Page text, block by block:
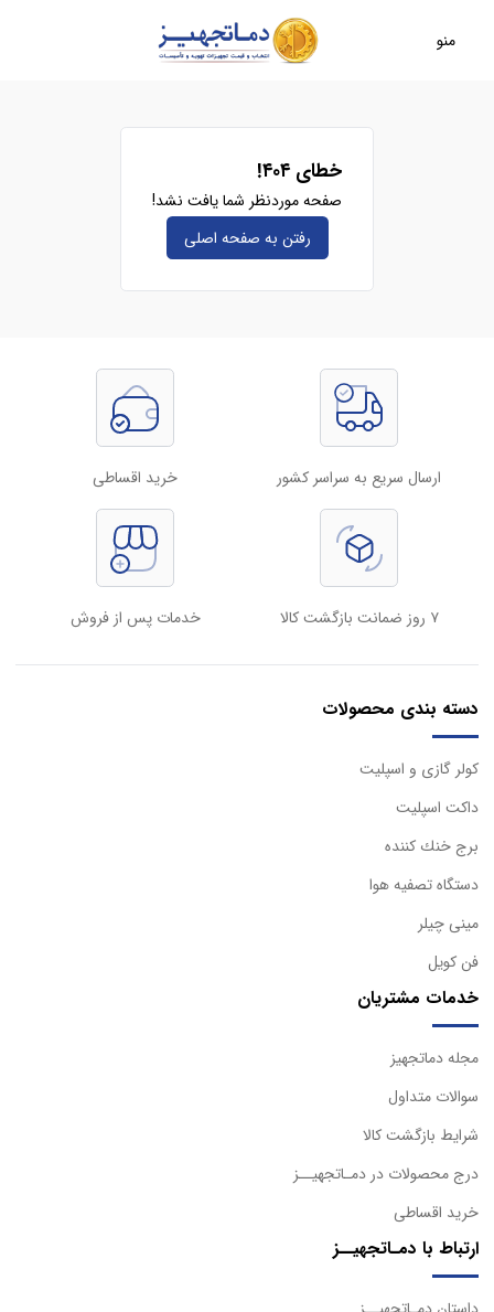
منو
خطای ۴۰۴!
صفحه موردنظر شما یافت نشد!
رفتن به صفحه‌ اصلی
ارسال سریع به سراسر کشور خرید اقساطی
۷ روز ضمانت بازگشت کالا خدمات پس از فروش
دسته بندی محصولات
كولر گازی و اسپليت
داكت اسپليت
برج خنك كننده
دستگاه تصفيه هوا
مینی چیلر
فن کویل
خدمات مشتریان
مجله دماتجهیز
سوالات متداول
شرایط بازگشت کالا
درج محصولات در دمـاتجهیــز
خرید اقساطی
ارتباط با دمـاتجهیــز